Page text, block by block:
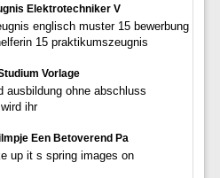
Elektrotechniker V
englisch muster 15 bewerbung
15 praktikumszeugnis
Vorlage
ausbildung ohne abschluss
ihr
Een Betoverend Pa
up it s spring images on